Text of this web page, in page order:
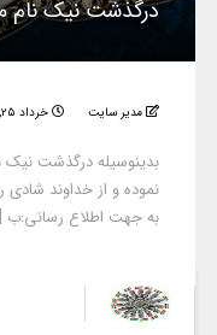
درگذشت نیک نام
مدیر سایت خرداد ۲۵, ۱۴۰۵
بدینوسیله درگذشت نیک
نموده و از خداوند
به جهت اطلاع رسانی:ب